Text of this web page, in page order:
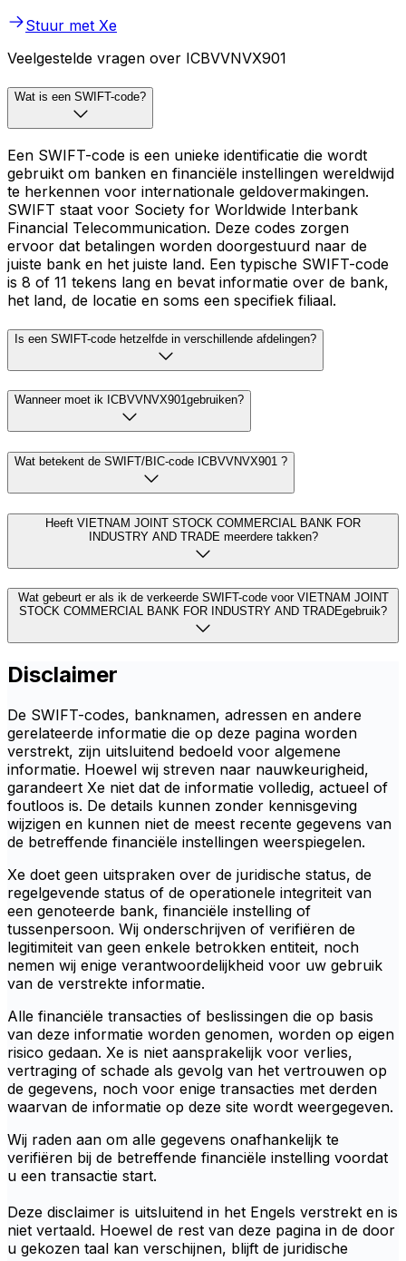
Stuur met Xe
Veelgestelde vragen over ICBVVNVX901
Wat is een SWIFT-code?
Een SWIFT-code is een unieke identificatie die wordt
gebruikt om banken en financiële instellingen wereldwijd
te herkennen voor internationale geldovermakingen.
SWIFT staat voor Society for Worldwide Interbank
Financial Telecommunication. Deze codes zorgen
ervoor dat betalingen worden doorgestuurd naar de
juiste bank en het juiste land. Een typische SWIFT-code
is 8 of 11 tekens lang en bevat informatie over de bank,
het land, de locatie en soms een specifiek filiaal.
Is een SWIFT-code hetzelfde in verschillende afdelingen?
Wanneer moet ik ICBVVNVX901gebruiken?
Wat betekent de SWIFT/BIC-code ICBVVNVX901 ?
Heeft VIETNAM JOINT STOCK COMMERCIAL BANK FOR
INDUSTRY AND TRADE meerdere takken?
Wat gebeurt er als ik de verkeerde SWIFT-code voor VIETNAM JOINT
STOCK COMMERCIAL BANK FOR INDUSTRY AND TRADEgebruik?
Disclaimer
De SWIFT-codes, banknamen, adressen en andere
gerelateerde informatie die op deze pagina worden
verstrekt, zijn uitsluitend bedoeld voor algemene
informatie. Hoewel wij streven naar nauwkeurigheid,
garandeert Xe niet dat de informatie volledig, actueel of
foutloos is. De details kunnen zonder kennisgeving
wijzigen en kunnen niet de meest recente gegevens van
de betreffende financiële instellingen weerspiegelen.
Xe doet geen uitspraken over de juridische status, de
regelgevende status of de operationele integriteit van
een genoteerde bank, financiële instelling of
tussenpersoon. Wij onderschrijven of verifiëren de
legitimiteit van geen enkele betrokken entiteit, noch
nemen wij enige verantwoordelijkheid voor uw gebruik
van de verstrekte informatie.
Alle financiële transacties of beslissingen die op basis
van deze informatie worden genomen, worden op eigen
risico gedaan. Xe is niet aansprakelijk voor verlies,
vertraging of schade als gevolg van het vertrouwen op
de gegevens, noch voor enige transacties met derden
waarvan de informatie op deze site wordt weergegeven.
Wij raden aan om alle gegevens onafhankelijk te
verifiëren bij de betreffende financiële instelling voordat
u een transactie start.
Deze disclaimer is uitsluitend in het Engels verstrekt en is
niet vertaald. Hoewel de rest van deze pagina in de door
u gekozen taal kan verschijnen, blijft de juridische